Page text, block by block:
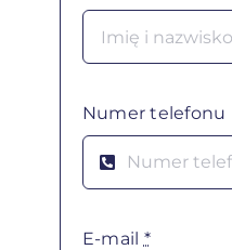
Numer telefonu
E-mail *